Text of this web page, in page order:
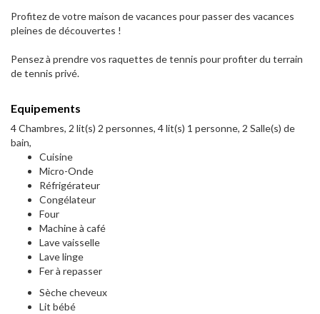
Profitez de votre maison de vacances pour passer des vacances
pleines de découvertes !
Pensez à prendre vos raquettes de tennis pour profiter du terrain
de tennis privé.
Equipements
4 Chambres, 2 lit(s) 2 personnes, 4 lit(s) 1 personne, 2 Salle(s) de
bain,
Cuisine
Micro-Onde
Réfrigérateur
Congélateur
Four
Machine à café
Lave vaisselle
Lave linge
Fer à repasser
Sèche cheveux
Lit bébé